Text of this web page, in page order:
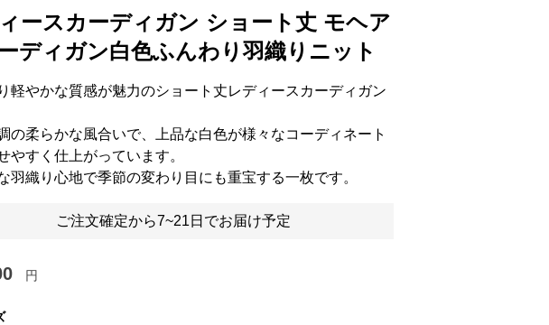
ースカーディガン ショート丈 モヘア
ディガン白色ふんわり羽織りニット
軽やかな質感が魅力のショート丈レディースカーディガン
の柔らかな風合いで、上品な白色が様々なコーディネート
やすく仕上がっています。
羽織り心地で季節の変わり目にも重宝する一枚です。
ご注文確定から7~21日でお届け予定
円